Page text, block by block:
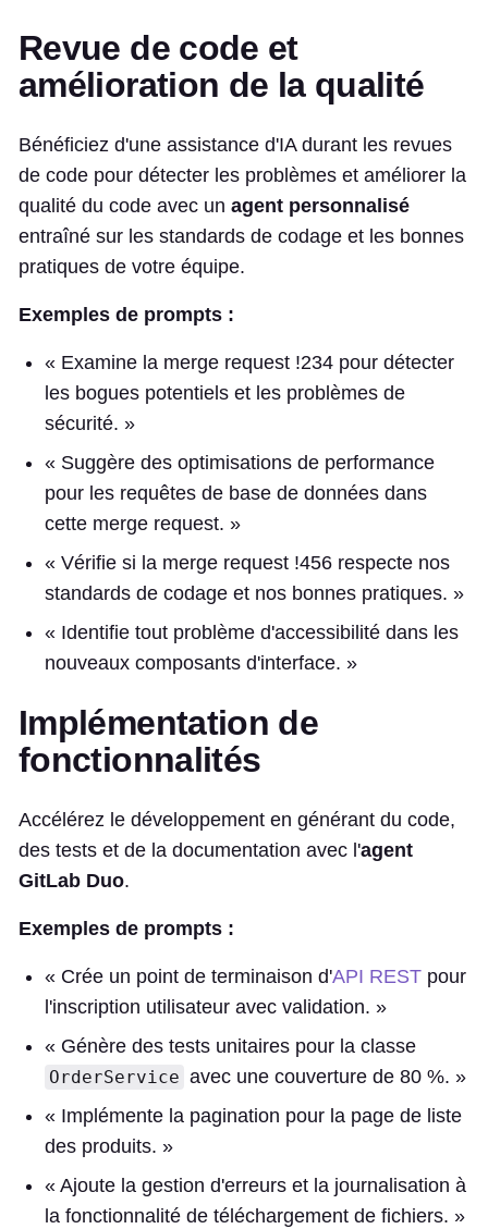
Revue de code et
amélioration de la qualité
Bénéficiez d'une assistance d'IA durant les revues
de code pour détecter les problèmes et améliorer la
qualité du code avec un agent personnalisé
entraîné sur les standards de codage et les bonnes
pratiques de votre équipe.
Exemples de prompts :
« Examine la merge request !234 pour détecter
les bogues potentiels et les problèmes de
sécurité. »
« Suggère des optimisations de performance
pour les requêtes de base de données dans
cette merge request. »
« Vérifie si la merge request !456 respecte nos
standards de codage et nos bonnes pratiques. »
« Identifie tout problème d'accessibilité dans les
nouveaux composants d'interface. »
Implémentation de
fonctionnalités
Accélérez le développement en générant du code,
des tests et de la documentation avec l'agent
GitLab Duo.
Exemples de prompts :
« Crée un point de terminaison d'API REST pour
l'inscription utilisateur avec validation. »
« Génère des tests unitaires pour la classe
OrderService avec une couverture de 80 %. »
« Implémente la pagination pour la page de liste
des produits. »
« Ajoute la gestion d'erreurs et la journalisation à
la fonctionnalité de téléchargement de fichiers. »